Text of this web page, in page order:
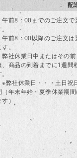
配
午前8：00までのご注文
午前8：00以降のご注文
す。
弊社休業日中またはその
、商品の到着までに1週間
※弊社休業日・・・土日祝
（年末年始・夏季休業期
す）